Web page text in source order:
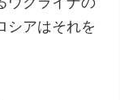
シアはそれを